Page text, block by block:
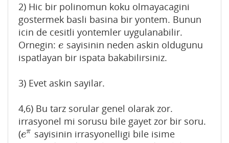
2) Hic bir polinomun koku olmayacagini
gostermek basli basina bir yontem. Bunun
icin de cesitli yontemler uygulanabilir.
Ornegin: e
e sayisinin neden askin oldugunu
ispatlayan bir ispata bakabilirsiniz.
3) Evet askin sayilar.
4,6) Bu tarz sorular genel olarak zor.
irrasyonel mi sorusu bile gayet zor bir soru.
(eπ
eπ sayisinin irrasyonelligi bile isime